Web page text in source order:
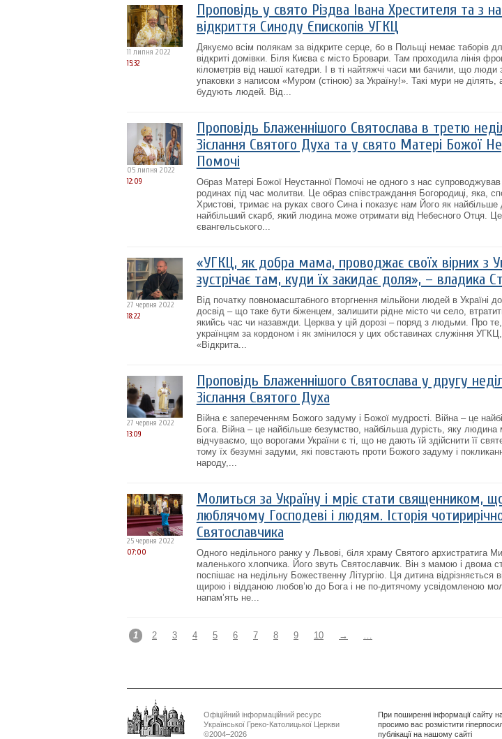
11 липня 2022
15:32
Проповідь у свято Різдва Івана Хрестителя та з
відкриття Синоду Єпископів УГКЦ
Дякуємо всім полякам за відкрите серце, бо в Польщі немає таборів
відкриті домівки. Біля Києва є місто Бровари. Там проходила лінія
кілометрів від нашої катедри. І в ті найтяжчі часи ми бачили, що люди
упаковки з написом «Муром (стіною) за Україну!». Такі мури не ділять,
будують людей. Від...
05 липня 2022
12:09
Проповідь Блаженнішого Святослава в третю
Зіслання Святого Духа та у свято Матері Божої
Помочі
Образ Матері Божої Неустанної Помочі не одного з нас
родинах під час молитви. Це образ співстраждання Богородиці, яка,
Христові, тримає на руках свого Сина і показує нам Його як найбільше
найбільший скарб, який людина може отримати від Небесного Отця. Це
євангельського...
27 червня 2022
18:22
«УГКЦ, як добра мама, проводжає своїх вірних з
зустрічає там, куди їх закидає доля», – владика
Від початку повномасштабного вторгнення мільйони людей в Україні
досвід – що таке бути біженцем, залишити рідне місто чи село,
якийсь час чи назавжди. Церква у цій дорозі – поряд з людьми. Про
українцям за кордоном і як змінилося у цих обставинах служіння
«Відкрита...
27 червня 2022
13:09
Проповідь Блаженнішого Святослава у другу
Зіслання Святого Духа
Війна є запереченням Божого задуму і Божої мудрості. Війна – це
Бога. Війна – це найбільше безумство, найбільша дурість, яку
відчуваємо, що ворогами України є ті, що не дають їй здійснити її
тому їх безумні задуми, які повстають проти Божого задуму і
народу,...
25 червня 2022
07:00
Молиться за Україну і мріє стати священником,
люблячому Господеві і людям. Історія
Святославчика
Одного недільного ранку у Львові, біля храму Святого архистратига
маленького хлопчика. Його звуть Святославчик. Він з мамою і двома
поспішає на недільну Божественну Літургію. Ця дитина відрізняється
щирою і відданою любов’ю до Бога і не по-дитячому усвідомленою
напам’ять не...
1 2 3 4 5 6 7 8 9 10 → …
Офіційний інформаційний ресурс
Української Греко-Католицької Церкви
©2004–2026
При поширенні інформації сайту
просимо вас розмістити
публікації на нашому сайті